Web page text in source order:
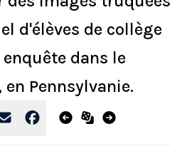
d'élèves de collège
dans le
Pennsylvanie.